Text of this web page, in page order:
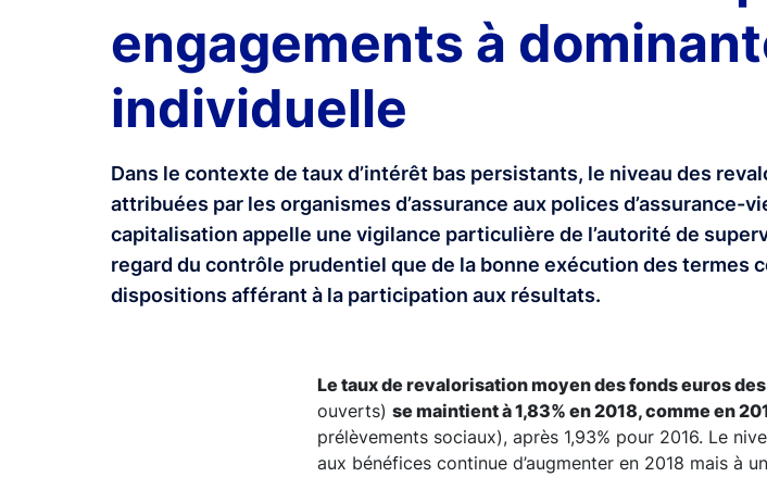
engagements à
individuelle
Dans le contexte de taux d’intérêt bas persistants, le niveau des
attribuées par les organismes d’assurance aux polices d’assurance-
capitalisation appelle une vigilance particulière de l’autorité de
regard du contrôle prudentiel que de la bonne exécution des termes
dispositions afférant à la participation aux résultats.
Le taux de revalorisation moyen des fonds euros
ouverts) se maintient à 1,83% en 2018, comme en
prélèvements sociaux), après 1,93% pour 2016. Le
aux bénéfices continue d’augmenter en 2018 mais à